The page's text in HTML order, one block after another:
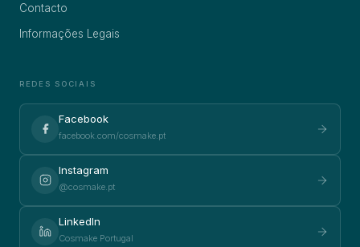
Contacto
Informações Legais
REDES SOCIAIS
Facebook
facebook.com/cosmake.pt
Instagram
@cosmake.pt
LinkedIn
Cosmake Portugal